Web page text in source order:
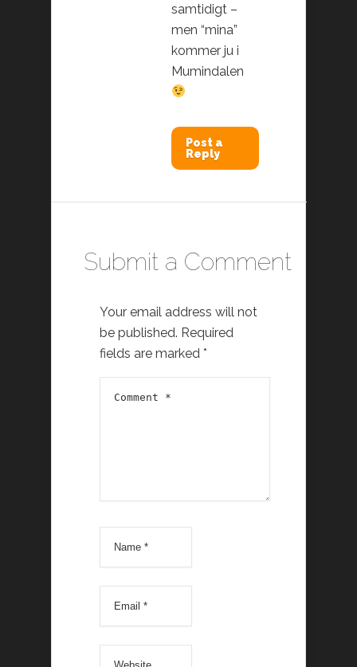
samtidigt –
men “mina”
kommer ju i
Mumindalen
Post a
Reply
Submit a Comment
Your email address will not
be published. Required
fields are marked *